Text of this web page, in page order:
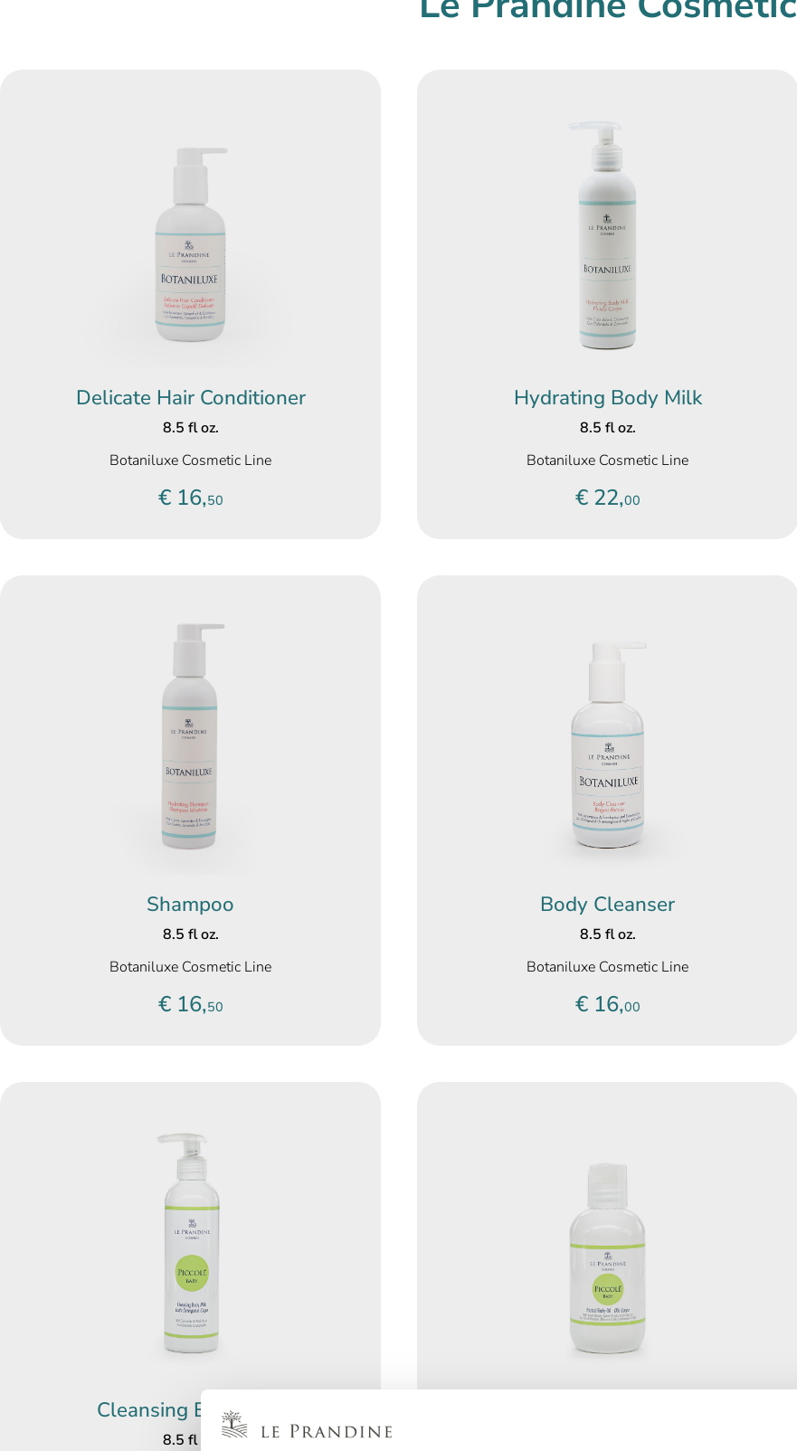
Delicate Hair Conditioner
8.5 fl oz.
Botaniluxe Cosmetic Line
€ 16,50
Hydrating Body Milk
8.5 fl oz.
Botaniluxe Cosmetic Line
€ 22,00
Shampoo
8.5 fl oz.
Botaniluxe Cosmetic Line
€ 16,50
Body Cleanser
8.5 fl oz.
Botaniluxe Cosmetic Line
€ 16,00
Cleansing Body Milk
8.5 fl oz.